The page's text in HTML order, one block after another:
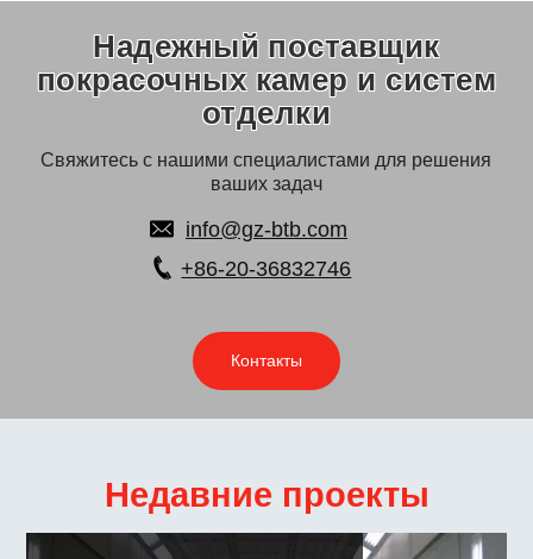
Надежный поставщик
покрасочных камер и систем
отделки
Свяжитесь с нашими специалистами для решения
ваших задач
info@gz-btb.com
+86-20-36832746
Контакты
Недавние проекты